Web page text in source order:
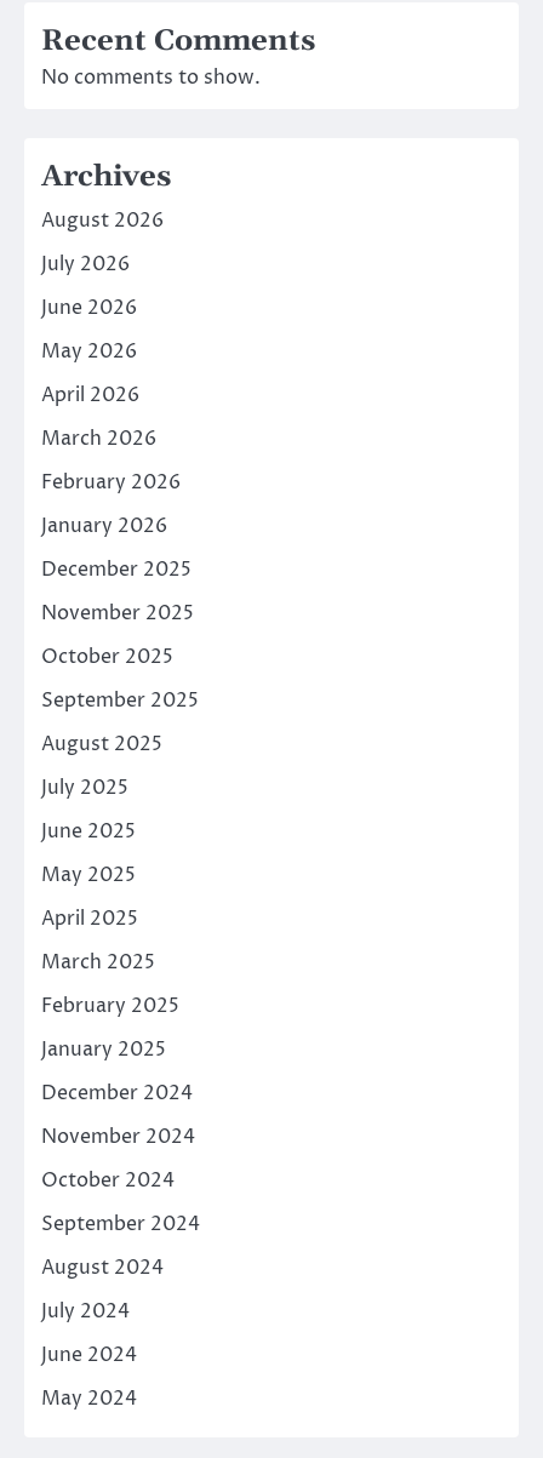
Recent Comments
No comments to show.
Archives
August 2026
July 2026
June 2026
May 2026
April 2026
March 2026
February 2026
January 2026
December 2025
November 2025
October 2025
September 2025
August 2025
July 2025
June 2025
May 2025
April 2025
March 2025
February 2025
January 2025
December 2024
November 2024
October 2024
September 2024
August 2024
July 2024
June 2024
May 2024